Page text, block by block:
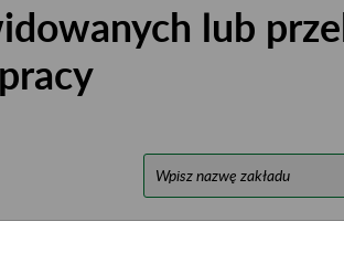
lub
poprzezformularz